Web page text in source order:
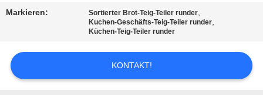
ZITAT
NACHRICHTEN
Markieren: Sortierter Brot-Teig-Teiler runder
Kuchen-Geschäfts-Teig-Teiler runder
Küchen-Teig-Teiler runder
KONTAKT!